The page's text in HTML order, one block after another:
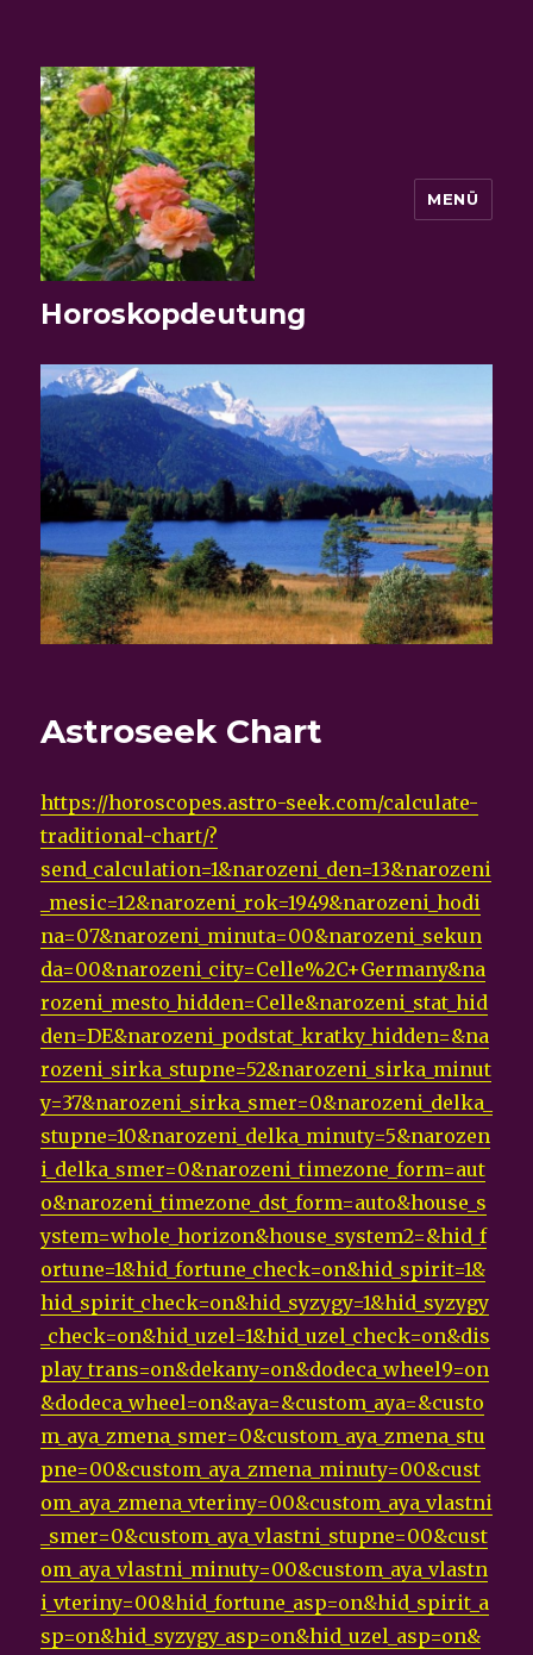
Horoskopdeutung
MENÜ
Astroseek Chart
https://horoscopes.astro-seek.com/calculate-
traditional-chart/?
send_calculation=1&narozeni_den=13&narozeni
_mesic=12&narozeni_rok=1949&narozeni_hodi
na=07&narozeni_minuta=00&narozeni_sekun
da=00&narozeni_city=Celle%2C+Germany&na
rozeni_mesto_hidden=Celle&narozeni_stat_hid
den=DE&narozeni_podstat_kratky_hidden=&na
rozeni_sirka_stupne=52&narozeni_sirka_minut
y=37&narozeni_sirka_smer=0&narozeni_delka_
stupne=10&narozeni_delka_minuty=5&narozen
i_delka_smer=0&narozeni_timezone_form=aut
o&narozeni_timezone_dst_form=auto&house_s
ystem=whole_horizon&house_system2=&hid_f
ortune=1&hid_fortune_check=on&hid_spirit=1&
hid_spirit_check=on&hid_syzygy=1&hid_syzygy
_check=on&hid_uzel=1&hid_uzel_check=on&dis
play_trans=on&dekany=on&dodeca_wheel9=on
&dodeca_wheel=on&aya=&custom_aya=&custo
m_aya_zmena_smer=0&custom_aya_zmena_stu
pne=00&custom_aya_zmena_minuty=00&cust
om_aya_zmena_vteriny=00&custom_aya_vlastni
_smer=0&custom_aya_vlastni_stupne=00&cust
om_aya_vlastni_minuty=00&custom_aya_vlastn
i_vteriny=00&hid_fortune_asp=on&hid_spirit_a
sp=on&hid_syzygy_asp=on&hid_uzel_asp=on&